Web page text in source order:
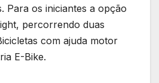
Para os iniciantes a opção
percorrendo duas
com ajuda motor
E-Bike.